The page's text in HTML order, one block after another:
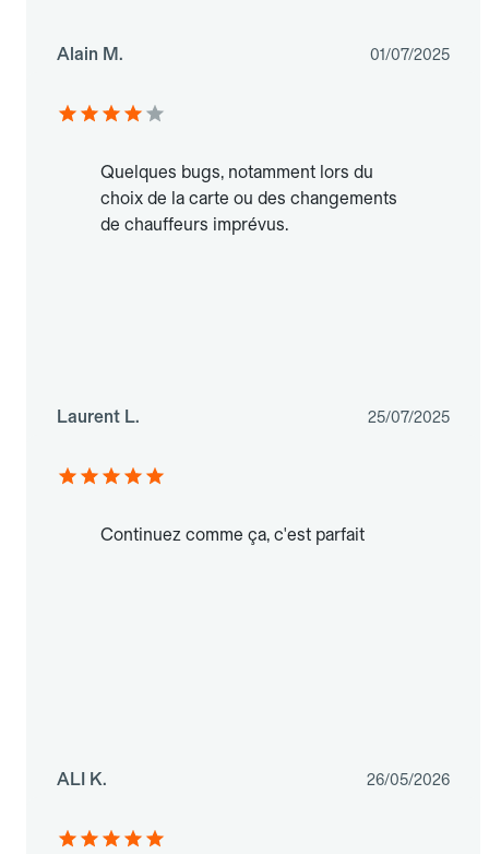
Alain M. 01/07/2025
Quelques bugs, notamment lors du
choix de la carte ou des changements
de chauffeurs imprévus.
Laurent L. 25/07/2025
Continuez comme ça, c'est parfait
ALI K. 26/05/2026